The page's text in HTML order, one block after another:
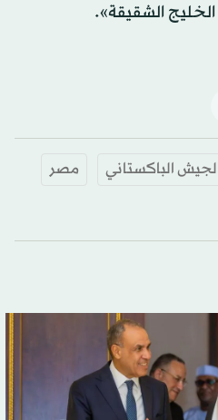
الخليج الشقيقة».
الباكستاني
مصر